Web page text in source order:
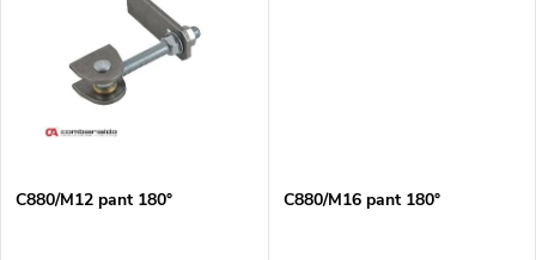
C880/M12 pant 180° C880/M16 pant 180°